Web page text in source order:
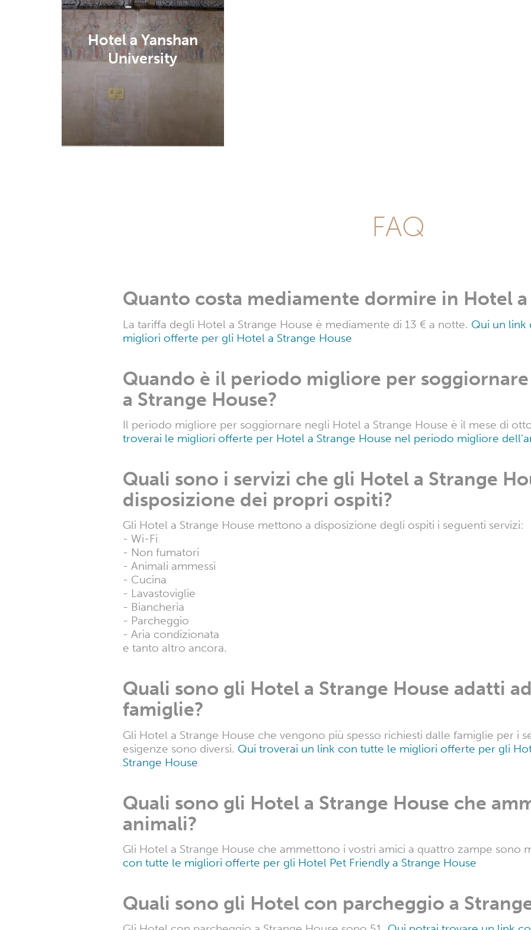
Hotel a Yanshan
University
FAQ
Quanto costa mediamente dormire in Hotel a
La tariffa degli Hotel a Strange House è mediamente di 13 € a notte. Qui un link
migliori offerte per gli Hotel a Strange House
Quando è il periodo migliore per
a Strange House?
Il periodo migliore per soggiornare negli Hotel a Strange House è il mese di
troverai le migliori offerte per Hotel a Strange House nel periodo migliore
Quali sono i servizi che gli Hotel a Strange
disposizione dei propri ospiti?
Gli Hotel a Strange House mettono a disposizione degli ospiti i seguenti servizi:
- Wi-Fi
- Non fumatori
- Animali ammessi
- Cucina
- Lavastoviglie
- Biancheria
- Parcheggio
- Aria condizionata
e tanto altro ancora.
Quali sono gli Hotel a Strange House adatti
famiglie?
Gli Hotel a Strange House che vengono più spesso richiesti dalle famiglie per i
esigenze sono diversi. Qui troverai un link con tutte le migliori offerte per gli
Strange House
Quali sono gli Hotel a Strange House che
animali?
Gli Hotel a Strange House che ammettono i vostri amici a quattro zampe sono
con tutte le migliori offerte per gli Hotel Pet Friendly a Strange House
Quali sono gli Hotel con parcheggio a